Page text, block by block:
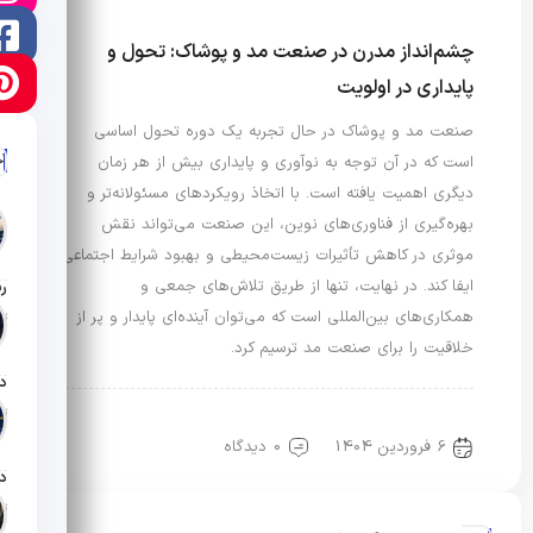
چشم‌انداز مدرن در صنعت مد و پوشاک: تحول و
پایداری در اولویت
صنعت مد و پوشاک در حال تجربه یک دوره تحول اساسی
است که در آن توجه به نوآوری و پایداری بیش از هر زمان
دیگری اهمیت یافته است. با اتخاذ رویکردهای مسئولانه‌تر و
بهره‌گیری از فناوری‌های نوین، این صنعت می‌تواند نقش
موثری در کاهش تأثیرات زیست‌محیطی و بهبود شرایط اجتماعی
ایفا کند. در نهایت، تنها از طریق تلاش‌های جمعی و
همکاری‌های بین‌المللی است که می‌توان آینده‌ای پایدار و پر از
خلاقیت را برای صنعت مد ترسیم کرد.
6 فروردین 1404 0 دیدگاه